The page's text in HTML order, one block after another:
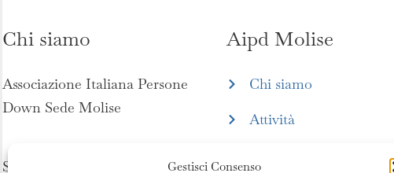
Gestisci Consenso
Chi siamo
Associazione Italiana Persone
Down Sede Molise
Seguici su:
Aipd Molise
Chi siamo
Attività